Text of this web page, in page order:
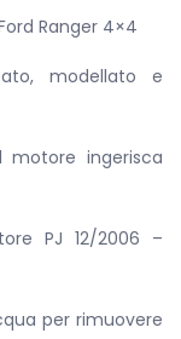
Ranger 4×4
modellato e
motore ingerisca
PJ 12/2006 –
per rimuovere